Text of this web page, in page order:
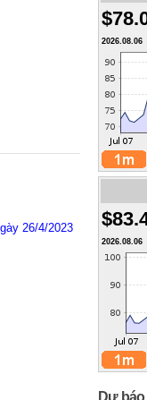
26/4/2023
2026.08.06
2026.08.06
Dự